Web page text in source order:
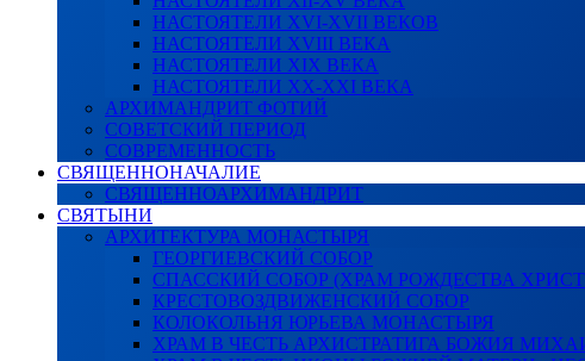
НАСТОЯТЕЛИ XVI-XVII ВЕКОВ
НАСТОЯТЕЛИ XVIII ВЕКА
НАСТОЯТЕЛИ XIX ВЕКА
НАСТОЯТЕЛИ XX-XXI ВЕКА
АРХИМАНДРИТ ФОТИЙ
СОВЕТСКИЙ ПЕРИОД
СОВРЕМЕННОСТЬ
СВЯЩЕННОНАЧАЛИЕ
СВЯЩЕННОАРХИМАНДРИТ
СВЯТЫНИ
АРХИТЕКТУРА МОНАСТЫРЯ
ГЕОРГИЕВСКИЙ СОБОР
СПАССКИЙ СОБОР (ХРАМ РОЖДЕСТВА
КРЕСТОВОЗДВИЖЕНСКИЙ СОБОР
КОЛОКОЛЬНЯ ЮРЬЕВА МОНАСТЫРЯ
ХРАМ В ЧЕСТЬ АРХИСТРАТИГА БОЖИЯ